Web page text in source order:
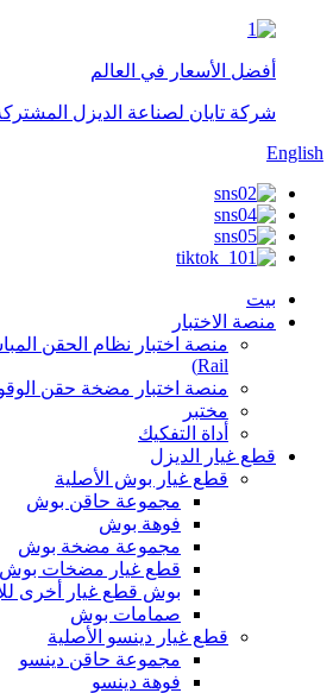
أفضل الأسعار في العالم
شركة تايان لصناعة الديزل
English
بيت
منصة الاختبار
Rail)
منصة اختبار مضخة حقن
مختبر
أداة التفكيك
قطع غيار الديزل
قطع غيار بوش الأصلية
مجموعة حاقن بوش
فوهة بوش
مجموعة مضخة بوش
قطع غيار مضخات بوش
بوش قطع غيار أخرى
صمامات بوش
قطع غيار دينسو الأصلية
مجموعة حاقن دينسو
فوهة دينسو